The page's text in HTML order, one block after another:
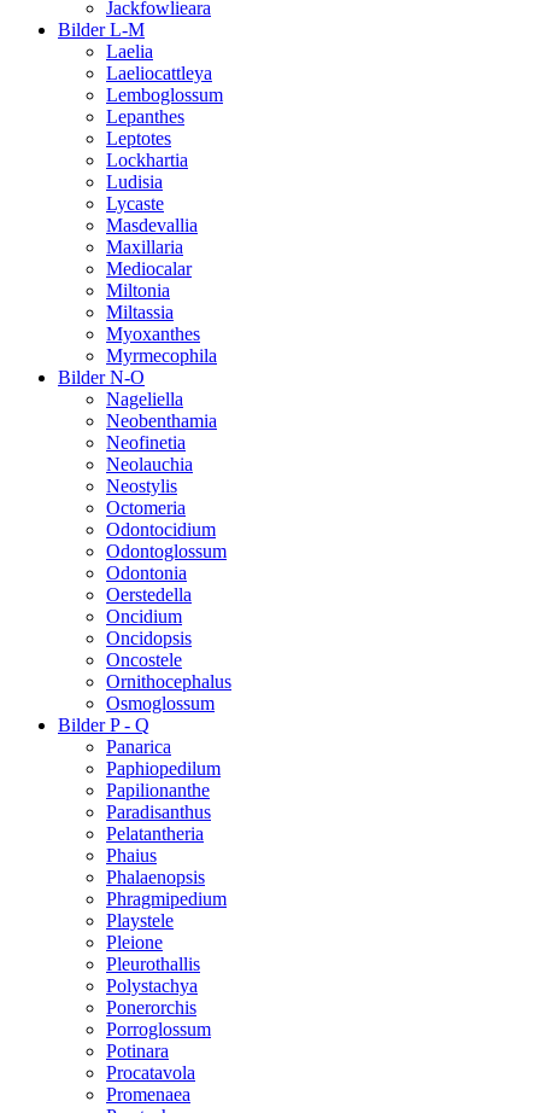
Jackfowlieara
Bilder L-M
Laelia
Laeliocattleya
Lemboglossum
Lepanthes
Leptotes
Lockhartia
Ludisia
Lycaste
Masdevallia
Maxillaria
Mediocalar
Miltonia
Miltassia
Myoxanthes
Myrmecophila
Bilder N-O
Nageliella
Neobenthamia
Neofinetia
Neolauchia
Neostylis
Octomeria
Odontocidium
Odontoglossum
Odontonia
Oerstedella
Oncidium
Oncidopsis
Oncostele
Ornithocephalus
Osmoglossum
Bilder P - Q
Panarica
Paphiopedilum
Papilionanthe
Paradisanthus
Pelatantheria
Phaius
Phalaenopsis
Phragmipedium
Playstele
Pleione
Pleurothallis
Polystachya
Ponerorchis
Porroglossum
Potinara
Procatavola
Promenaea